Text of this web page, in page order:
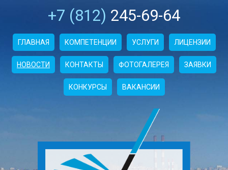
+7 (812) 245-69-64
ГЛАВНАЯ КОМПЕТЕНЦИИ УСЛУГИ ЛИЦЕНЗИИ
НОВОСТИ КОНТАКТЫ ФОТОГАЛЕРЕЯ ЗАЯВКИ
КОНКУРСЫ ВАКАНСИИ